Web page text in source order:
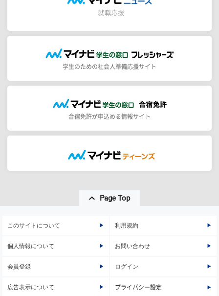
学生のための社会人準備応援サイト
合宿免許が申込める情報サイト
Page Top
このサイトについて 利用規約
個人情報について お問い合わせ
会員登録 ログイン
広告表示について プライバシー設定